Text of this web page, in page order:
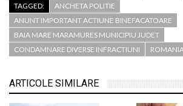
TAGGED:
ANCHETA POLITIE
ANUNT IMPORTANT ACTIUNE BINEFACATOARE
BAIA MARE MARAMURES MUNICIPIU JUDET
CONDAMNARE DIVERSE INFRACTIUNI
ARTICOLE SIMILARE